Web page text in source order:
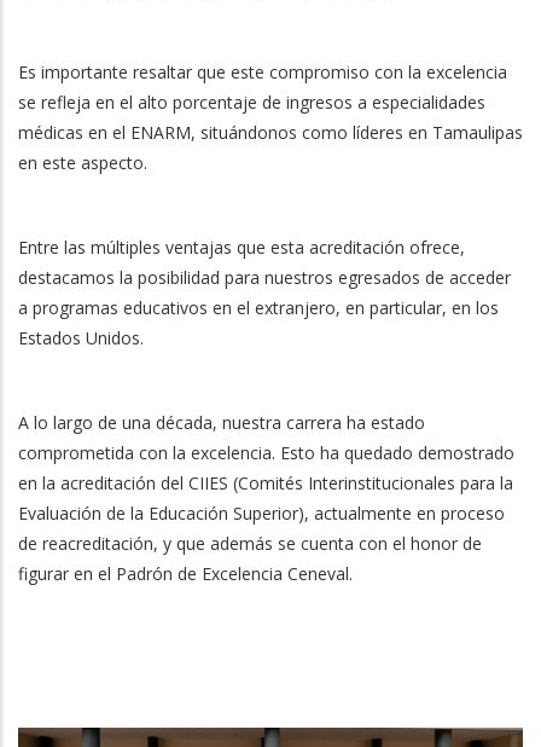
Es importante resaltar que este compromiso con la excelencia
se refleja en el alto porcentaje de ingresos a especialidades
médicas en el ENARM, situándonos como líderes en Tamaulipas
en este aspecto.
Entre las múltiples ventajas que esta acreditación ofrece,
destacamos la posibilidad para nuestros egresados de acceder
a programas educativos en el extranjero, en particular, en los
Estados Unidos.
A lo largo de una década, nuestra carrera ha estado
comprometida con la excelencia. Esto ha quedado demostrado
en la acreditación del CIIES (Comités Interinstitucionales para la
Evaluación de la Educación Superior), actualmente en proceso
de reacreditación, y que además se cuenta con el honor de
figurar en el Padrón de Excelencia Ceneval.